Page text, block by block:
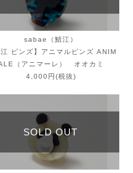
sabae（鯖江）
江 ピンズ】アニマルピンズ ANIM
（アニマーレ） オオカミ
4,000円(税抜)
SOLD OUT